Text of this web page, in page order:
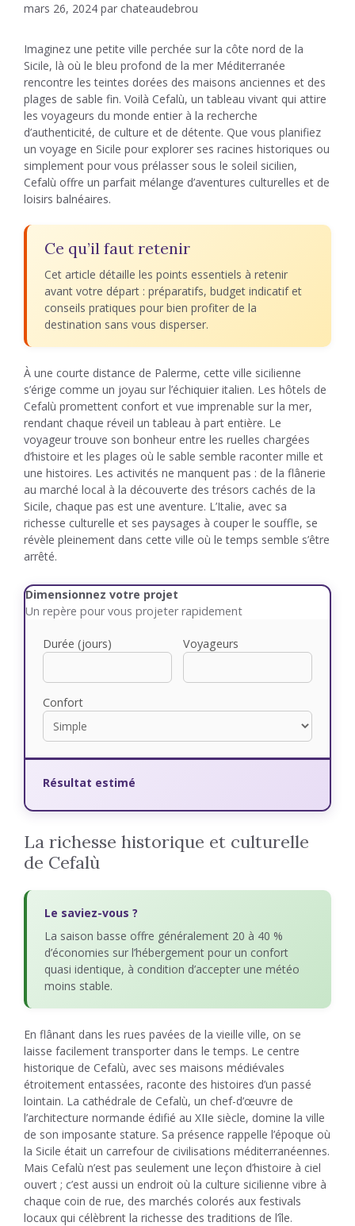
mars 26, 2024 par chateaudebrou
Imaginez une petite ville perchée sur la côte nord de la
Sicile, là où le bleu profond de la mer Méditerranée
rencontre les teintes dorées des maisons anciennes et des
plages de sable fin. Voilà Cefalù, un tableau vivant qui attire
les voyageurs du monde entier à la recherche
d’authenticité, de culture et de détente. Que vous planifiez
un voyage en Sicile pour explorer ses racines historiques ou
simplement pour vous prélasser sous le soleil sicilien,
Cefalù offre un parfait mélange d’aventures culturelles et de
loisirs balnéaires.
Ce qu’il faut retenir
Cet article détaille les points essentiels à retenir
avant votre départ : préparatifs, budget indicatif et
conseils pratiques pour bien profiter de la
destination sans vous disperser.
À une courte distance de Palerme, cette ville sicilienne
s’érige comme un joyau sur l’échiquier italien. Les hôtels de
Cefalù promettent confort et vue imprenable sur la mer,
rendant chaque réveil un tableau à part entière. Le
voyageur trouve son bonheur entre les ruelles chargées
d’histoire et les plages où le sable semble raconter mille et
une histoires. Les activités ne manquent pas : de la flânerie
au marché local à la découverte des trésors cachés de la
Sicile, chaque pas est une aventure. L’Italie, avec sa
richesse culturelle et ses paysages à couper le souffle, se
révèle pleinement dans cette ville où le temps semble s’être
arrêté.
Dimensionnez votre projet
Un repère pour vous projeter rapidement
Durée (jours) Voyageurs
Confort
Résultat estimé
La richesse historique et culturelle
de Cefalù
Le saviez-vous ?
La saison basse offre généralement 20 à 40 %
d’économies sur l’hébergement pour un confort
quasi identique, à condition d’accepter une météo
moins stable.
En flânant dans les rues pavées de la vieille ville, on se
laisse facilement transporter dans le temps. Le centre
historique de Cefalù, avec ses maisons médiévales
étroitement entassées, raconte des histoires d’un passé
lointain. La cathédrale de Cefalù, un chef-d’œuvre de
l’architecture normande édifié au XIIe siècle, domine la ville
de son imposante stature. Sa présence rappelle l’époque où
la Sicile était un carrefour de civilisations méditerranéennes.
Mais Cefalù n’est pas seulement une leçon d’histoire à ciel
ouvert ; c’est aussi un endroit où la culture sicilienne vibre à
chaque coin de rue, des marchés colorés aux festivals
locaux qui célèbrent la richesse des traditions de l’île.